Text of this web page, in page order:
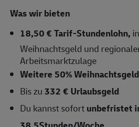
Was wir bieten
18,50 € Tarif-Stundenlohn,
Weihnachtsgeld und
Arbeitsmarktzulage
Weitere 50% Weihnachtsgeld
Bis zu332 € Urlaubsgeld
Du kannst sofortunbefristet